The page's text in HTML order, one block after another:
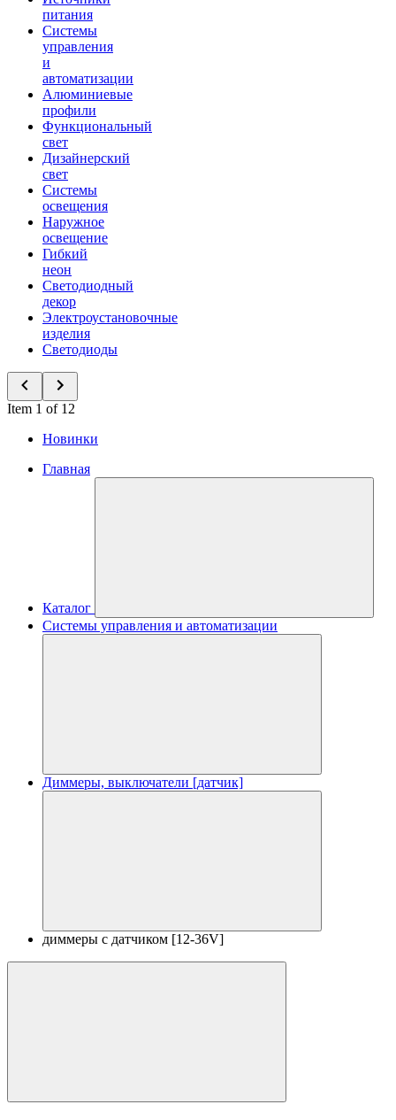
питания
Системы
управления
и
автоматизации
Алюминиевые
профили
Функциональный
свет
Дизайнерский
свет
Системы
освещения
Наружное
освещение
Гибкий
неон
Светодиодный
декор
Электроустановочные
изделия
Светодиоды
Item 1 of 12
Новинки
Главная
Каталог
Системы управления и автоматизации
Диммеры, выключатели [датчик]
диммеры с датчиком [12-36V]